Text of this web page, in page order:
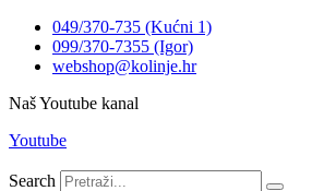
049/370-735 (Kućni 1)
099/370-7355 (Igor)
webshop@kolinje.hr
Naš Youtube kanal
Youtube
Search